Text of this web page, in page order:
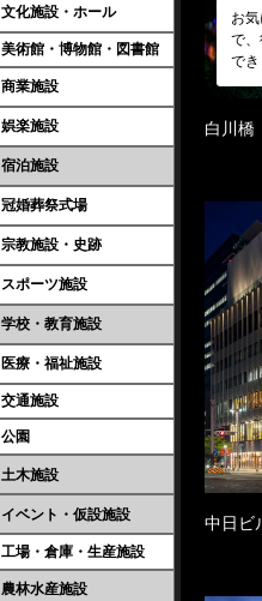
文化施設・ホール
美術館・博物館・図書館
商業施設
娯楽施設
宿泊施設
冠婚葬祭式場
宗教施設・史跡
スポーツ施設
学校・教育施設
医療・福祉施設
交通施設
公園
土木施設
イベント・仮設施設
工場・倉庫・生産施設
農林水産施設
お
で
で
白川橋
中日ビ